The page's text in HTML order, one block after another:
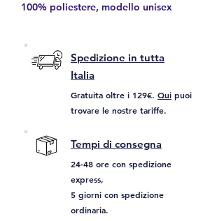
100% poliestere, modello unisex
Spedizione in tutta
Italia
Gratuita oltre i 129€. Qui puoi
trovare le nostre tariffe.
Tempi di consegna
24-48 ore con spedizione
express,
5 giorni con spedizione
ordinaria.